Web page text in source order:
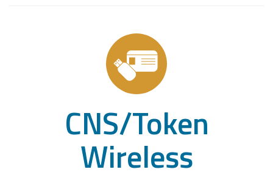
CNS/Token
Wireless